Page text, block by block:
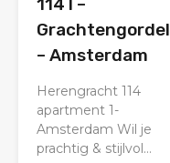
Grachtengordel
– Amsterdam
Herengracht 114
apartment 1-
Amsterdam Wil je
prachtig & stijlvol…